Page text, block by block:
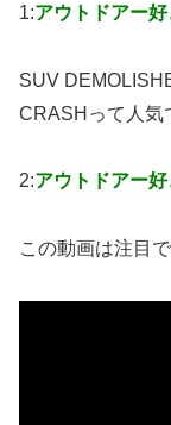
1:アウトドアー好
SUV
CRASHって人気
2:アウトドアー好
この動画は注目で